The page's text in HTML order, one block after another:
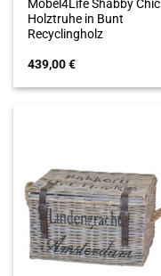
Möbel4Life Shabby Chic
Holztruhe in Bunt
Recyclingholz
439,00€